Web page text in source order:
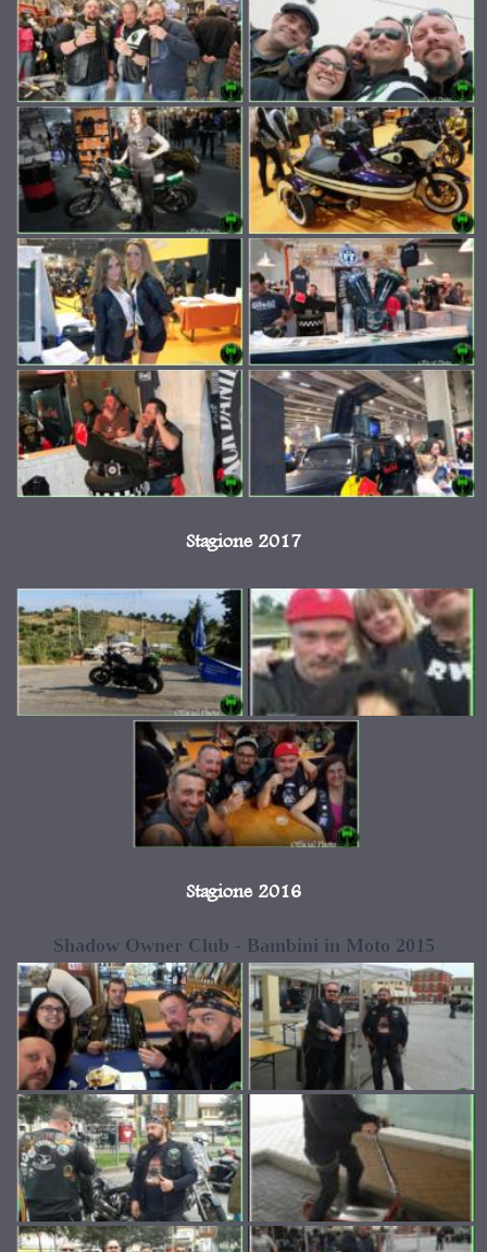
Stagione 2017
Stagione 2016
Shadow Owner Club - Bambini in Moto 2015